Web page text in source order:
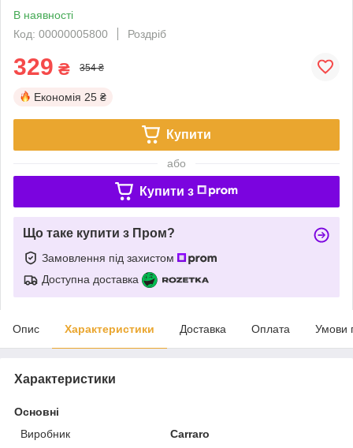
В наявності
Код: 00000005800
Роздріб
329 ₴ 354 ₴
Економія 25 ₴
Купити
або
Купити з
Що таке купити з Пром?
Замовлення під захистом
Доступна доставка
Опис Характеристики Доставка Оплата Умови
Характеристики
Основні
Виробник
Carraro